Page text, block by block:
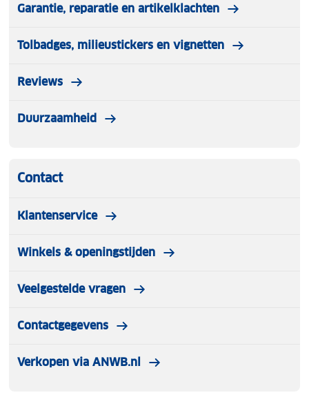
Garantie, reparatie en artikelklachten
Tolbadges, milieustickers en vignetten
Reviews
Duurzaamheid
Contact
Klantenservice
Winkels & openingstijden
Veelgestelde vragen
Contactgegevens
Verkopen via ANWB.nl